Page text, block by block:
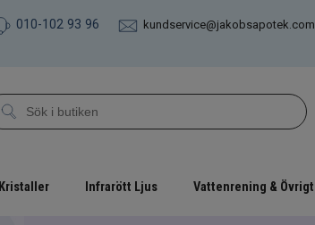
010-102 93 96 kundservice@jakobsapotek.com
Kristaller Infrarött Ljus Vattenrening & Övrigt